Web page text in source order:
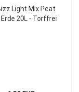
Light Mix Peat
Erde 20L - Torffrei